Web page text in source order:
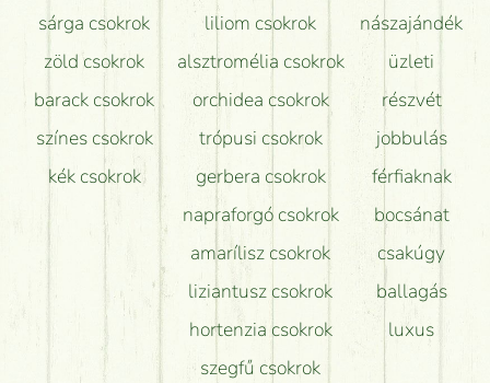
sárga csokrok
zöld csokrok
barack csokrok
színes csokrok
kék csokrok
liliom csokrok
alsztromélia csokrok
orchidea csokrok
trópusi csokrok
gerbera csokrok
napraforgó csokrok
amarílisz csokrok
liziantusz csokrok
hortenzia csokrok
szegfű csokrok
nászajándék
üzleti
részvét
jobbulás
férfiaknak
bocsánat
csakúgy
ballagás
luxus